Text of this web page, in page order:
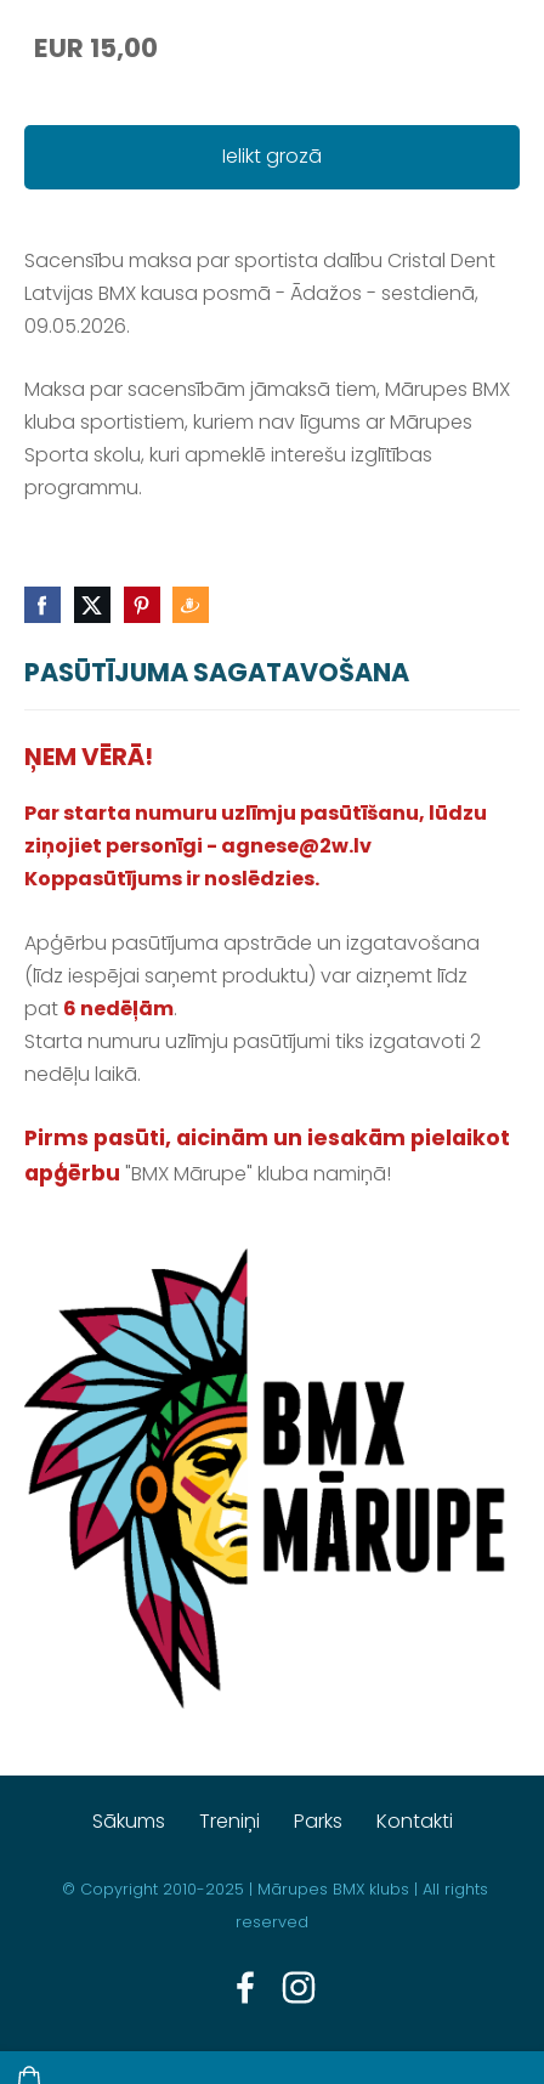
PASŪTĪJUMA SAGATAVOŠANA
ŅEM VĒRĀ!
Par starta numuru uzlīmju pasūtīšanu, lūdzu
ziņojiet personīgi - agnese@2w.lv
Koppasūtījums ir noslēdzies.
Apģērbu pasūtījuma apstrāde un izgatavošana
(līdz iespējai saņemt produktu) var aizņemt līdz
pat 6 nedēļām.
Starta numuru uzlīmju pasūtījumi tiks izgatavoti 2
nedēļu laikā.
Pirms pasūti, aicinām un iesakām pielaikot
apģērbu "BMX Mārupe" kluba namiņā!
EUR 15,00
Ielikt grozā
Sacensību maksa par sportista dalību Cristal Dent
Latvijas BMX kausa posmā - Ādažos - sestdienā,
09.05.2026.
Maksa par sacensībām jāmaksā tiem, Mārupes BMX
kluba sportistiem, kuriem nav līgums ar Mārupes
Sporta skolu, kuri apmeklē interešu izglītības
programmu.
Sākums Treniņi Parks Kontakti
© Copyright2010-2025 | Mārupes BMX klubs | All rights
reserved